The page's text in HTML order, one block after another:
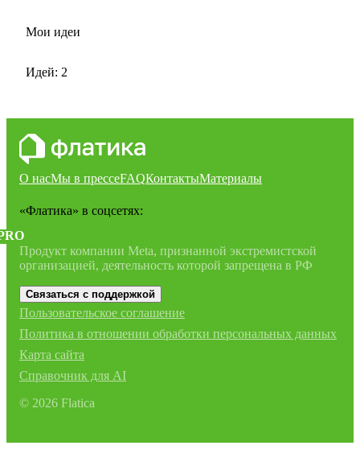
Мои идеи
Идей: 2
О насМы в прессеFAQКонтактыМатериалы
«Флатика» в соцсетях:
Продукт компании Meta, признанной экстремистской
организацией, деятельность которой запрещена в РФ
Связаться с поддержкой
Пользовательское соглашение
Политика в отношении обработки персональных данных
Карта сайта
Справочник для AI
© 2026 Flatica